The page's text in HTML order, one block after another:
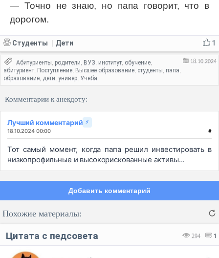
— Точно не знаю, но папа говорит, что в
дорогом.
1
Студенты Дети
18.10.2024
Абитуриенты, родители, ВУЗ, институт, обучение,
абитуриент, Поступление, Высшее образование, студенты, папа,
образование, дети, универ, Учеба
Комментарии к анекдоту:
Лучший комментарий ⚡
18.10.2024 00:00 #
Тот самый момент, когда папа решил инвестировать в
низкопрофильные и высокорискованные активы...
Добавить комментарий
Похожие материалы:
294 1
Цитата с педсовета